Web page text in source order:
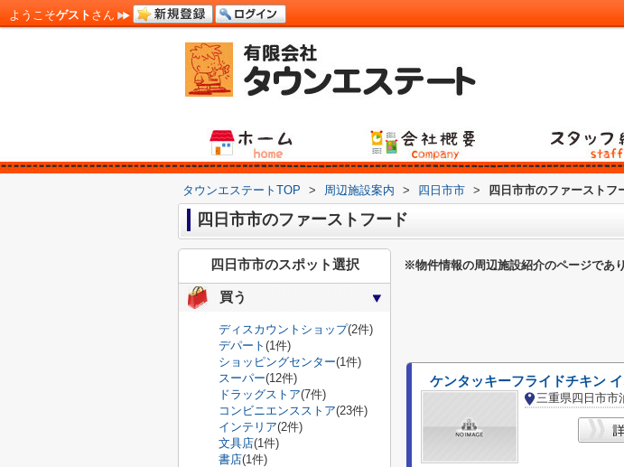
ようこそゲスト さん
タウンエステートTOP > 周辺施設案内 > 四日市市 > 四日市市のファーストフ
四日市市のファーストフード
※物件情報の周辺施設紹介のページであ
三重県四日市市
四日市市のスポット選択
買う
ディスカウントショップ(2件)
デパート (1件)
ショッピングセンター(1件)
スーパー(12件)
ドラッグストア(7件)
コンビニエンスストア(23件)
インテリア(2件)
文具店(1件)
書店(1件)